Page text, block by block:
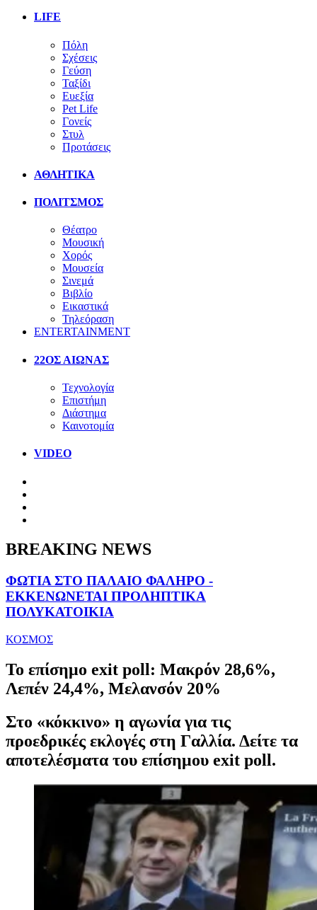
LIFE
Πόλη
Σχέσεις
Γεύση
Ταξίδι
Ευεξία
Pet Life
Γονείς
Στυλ
Προτάσεις
ΑΘΛΗΤΙΚΑ
ΠΟΛΙΤΣΜΟΣ
Θέατρο
Μουσική
Χορός
Μουσεία
Σινεμά
Βιβλίο
Εικαστικά
Τηλεόραση
ENTERTAINMENT
22ΟΣ ΑΙΩΝΑΣ
Τεχνολογία
Επιστήμη
Διάστημα
Καινοτομία
VIDEO
BREAKING NEWS
ΦΩΤΙΑ ΣΤΟ ΠΑΛΑΙΟ ΦΑΛΗΡΟ -
ΕΚΚΕΝΩΝΕΤΑΙ ΠΡΟΛΗΠΤΙΚΑ
ΠΟΛΥΚΑΤΟΙΚΙΑ
ΚΟΣΜΟΣ
Το επίσημο exit poll: Μακρόν 28,6%,
Λεπέν 24,4%, Μελανσόν 20%
Στο «κόκκινο» η αγωνία για τις
προεδρικές εκλογές στη Γαλλία. Δείτε τα
αποτελέσματα του επίσημου exit poll.